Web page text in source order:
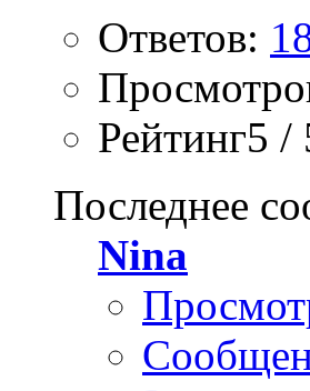
Ответов:
Рейтинг5 /
Последнее
Nina